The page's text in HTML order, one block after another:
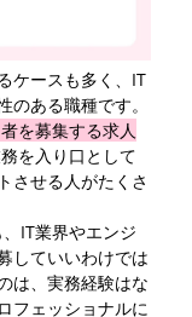
ケースも多く、IT
ある職種です。
を募集する求人
を入り口として
させる人がたくさ
IT業界やエンジ
していいわけでは
は、実務経験はな
フェッショナルに